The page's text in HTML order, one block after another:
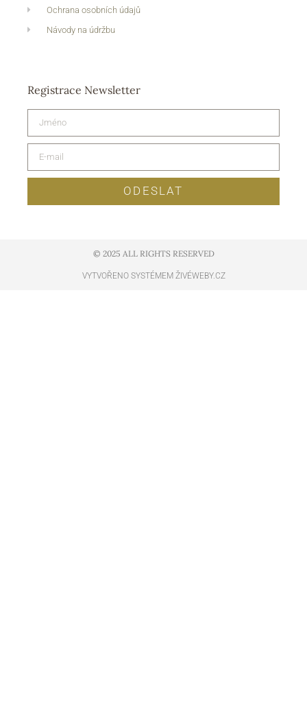
Ochrana osobních údajů
Návody na údržbu
Registrace Newsletter
ODESLAT
© 2025 ALL RIGHTS RESERVED​
VYTVOŘENO SYSTÉMEM ŽIVÉWEBY.CZ